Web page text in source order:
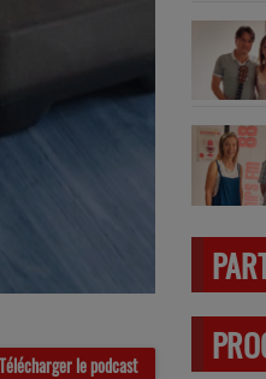
Télécharger le podcast